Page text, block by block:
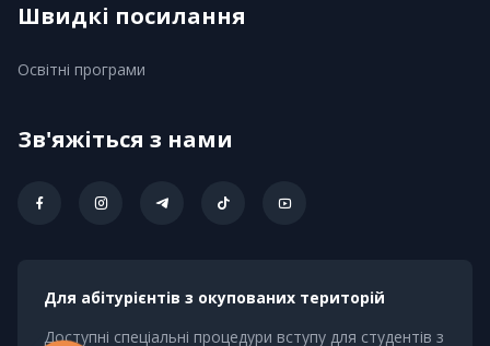
Швидкі посилання
Освітні програми
Зв'яжіться з нами
Для абітурієнтів з окупованих територій
Доступні спеціальні процедури вступу для студентів з